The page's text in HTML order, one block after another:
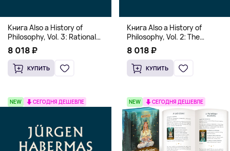
Книга Also a History of
Philosophy, Vol. 3: Rational
Freedom. Traces of the
Discourse on Faith and
Knowledge (Твердый
переплет)
8 018 ₽
КУПИТЬ
Книга Also a History of
Philosophy, Vol. 2: The
Occidental Constellation of
Faith and Knowledge
(Твердый переплет)
8 018 ₽
КУПИТЬ
NEW СЕГОДНЯ ДЕШЕВЛЕ NEW СЕГОДНЯ ДЕШЕВЛЕ